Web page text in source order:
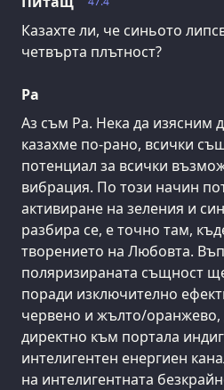
Казахте ли, че синьото
четвърта плътност?
Ра
Аз съм Ра. Нека да изясним
казахме по-рано, всички
потенциал за всички
вибрация. По този начин
активиране на зеления и
разбира се, е точно там,
творението на Любовта.
поляризираната същност
поради изключително
червено и жълто/оранжево,
директно към портала
интелигентен енергиен
на интелигентната